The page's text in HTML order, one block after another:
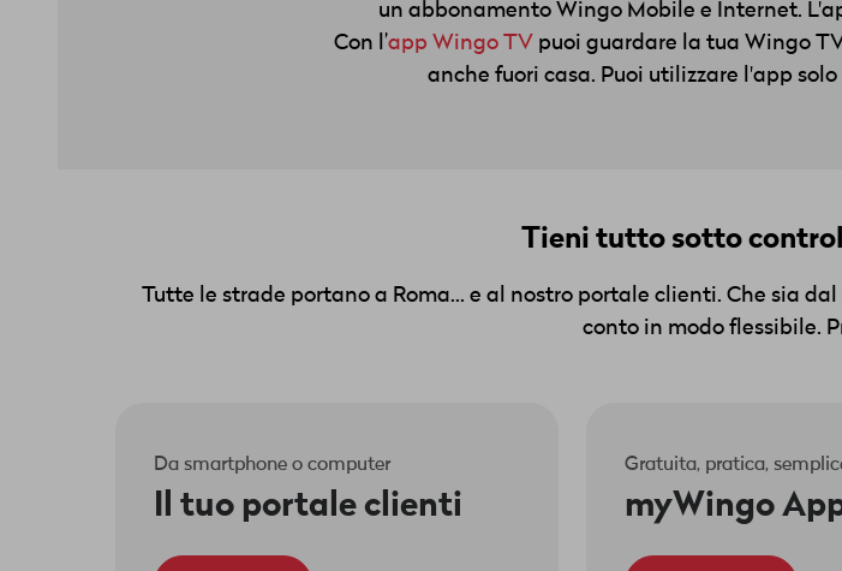
un abbonamento Wingo Mobile e Internet.
Con l’app Wingo TV puoi guardare la tua Wingo
anche fuori casa. Puoi utilizzare l'app
Tieni tutto sotto
Tutte le strade portano a Roma... e al nostro portale clienti. Che sia
conto in modo flessibile.
Da smartphone o computer
Il tuo portale clienti
Gratuita, pratica,
myWingo